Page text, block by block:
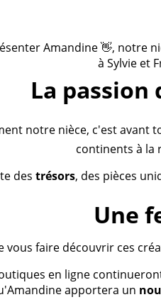
Amandine 👋, notre
à Sylvie et
La passion
notre nièce, c'est avant
continents à la
des trésors, des pièces
Une
vous faire découvrir ces
en ligne
apportera un